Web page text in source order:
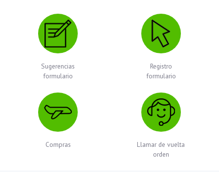
Sugerencias
formulario
Registro
formulario
Compras
Llamar de vuelta
orden